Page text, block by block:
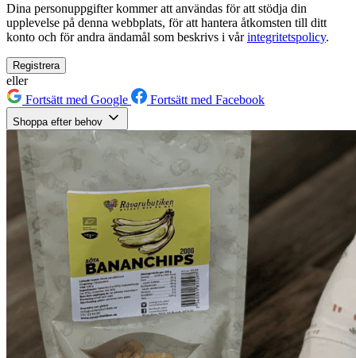
Dina personuppgifter kommer att användas för att stödja din
upplevelse på denna webbplats, för att hantera åtkomsten till ditt
konto och för andra ändamål som beskrivs i vårintegritetspolicy.
Registrera
eller
Fortsätt med Google
Fortsätt med Facebook
Shoppa efter behov